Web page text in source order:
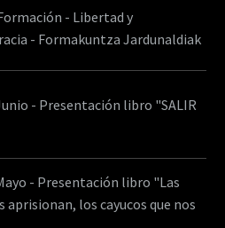
- Libertad y
- Formakuntza Jardunaldiak
- Presentación libro "SALIR
- Presentación libro "Las
aprisionan, los cayucos que nos